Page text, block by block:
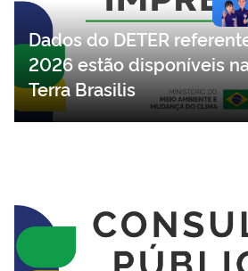
Dados do DETER
2026 estão disponíveis
Terra Brasilis